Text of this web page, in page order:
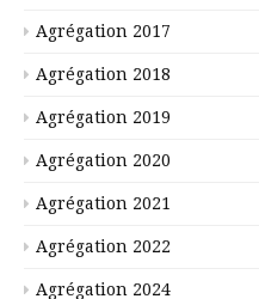
Agrégation 2017
Agrégation 2018
Agrégation 2019
Agrégation 2020
Agrégation 2021
Agrégation 2022
Agrégation 2024